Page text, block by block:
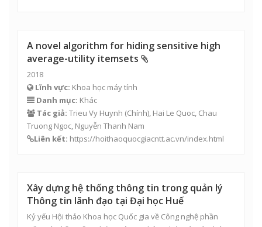
A novel algorithm for hiding sensitive high
average-utility itemsets
2018
Lĩnh vực: Khoa học máy tính
Danh mục: Khác
Tác giả: Trieu Vy Huynh (Chính), Hai Le Quoc, Chau
Truong Ngoc, Nguyễn Thanh Nam
Liên kết: https://hoithaoquocgiacntt.ac.vn/index.html
Xây dựng hệ thống thông tin trong quản lý
Thông tin lãnh đạo tại Đại học Huế
Kỷ yếu Hội thảo Khoa học Quốc gia về Công nghệ phần